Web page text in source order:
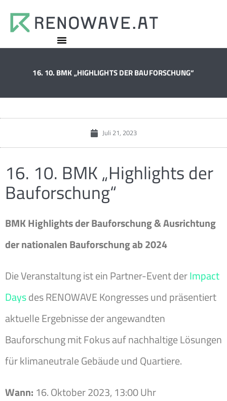
16. 10. BMK „HIGHLIGHTS DER BAUFORSCHUNG“
Juli 21, 2023
16. 10. BMK „Highlights der
Bauforschung“
BMK Highlights der Bauforschung & Ausrichtung
der nationalen Bauforschung ab 2024
Die Veranstaltung ist ein Partner-Event derImpact
Daysdes RENOWAVE Kongresses und präsentiert
aktuelle Ergebnisse der angewandten
Bauforschung mit Fokus auf nachhaltige Lösungen
für klimaneutrale Gebäude und Quartiere.
Wann: 16. Oktober 2023, 13:00 Uhr